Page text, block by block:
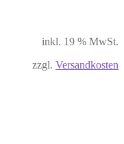
inkl. 19 % MwSt.
zzgl. Versandkosten